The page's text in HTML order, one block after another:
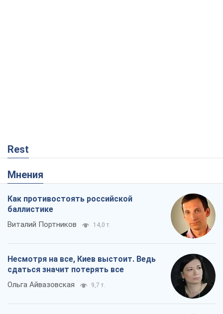
Rest
Мнения
Как противостоять российской
баллистике
Виталий Портников 14,0 т.
Несмотря на все, Киев выстоит. Ведь
сдаться значит потерять все
Ольга Айвазовская 9,7 т.